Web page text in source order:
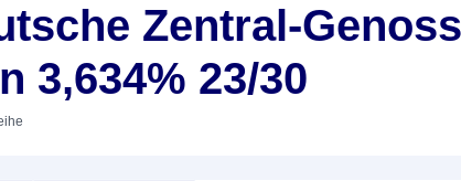
Zentral-
3,634% 23/30